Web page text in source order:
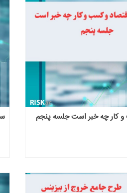
و کار چه خبر است جلسه پنجم